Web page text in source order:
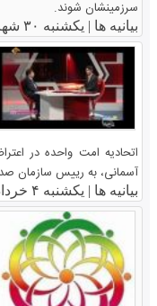
سرزمینشان شوند.
بیانیه ها | یکشنبه ۳۰ شهریور ۱۳۹۳
اتحادیه امت واحده در
آسمانی، به رییس سازمان
بیانیه ها | یکشنبه ۴ خرداد ۱۳۹۳